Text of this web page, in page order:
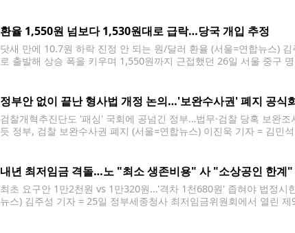
환율 1,550원 넘보다 1,530원대로 급락…당국 개입 추정
닷새 만에 10.7원 하락 진정 안 되는 원/달러 환율 (서울=연합뉴스)
로 출발해 상승 폭을 키우며 1,550원까지 근접했던 26일 서울 중구
정부안 없이 끝난 형사법 개정 논의…'보완수사권' 폐지 공식
검찰개혁추진단도 '패싱' 국회에 공넘긴 정부…법무·검찰 당혹 보완
듯 정부, 검찰 보완수사권 폐지 (서울=연합뉴스) 이진욱 기자 = 김민
내년 최저임금 격돌…노 "최소 생존비용" 사 "소상공인 한계"
최초 요구안 1만2천원 vs 1만320원…'격차 1천680원' 좁혀야 법정시
뉴스) 김주성 기자 = 25일 정부세종청사 최저임금위원회에서 열린